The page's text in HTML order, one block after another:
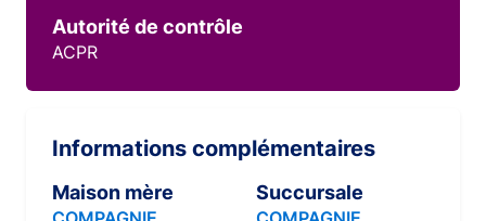
Autorité de contrôle
ACPR
Informations complémentaires
Maison mère Succursale